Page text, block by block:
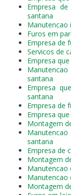
Empresa
santana
Manutencao
Furos em
Empresa de
Servicos de
Empresa
santana
Empresa
santana
Empresa de
Empresa
Montagem
santana
Empresa de
Montagem
Manutencao
Manutencao
Montagem